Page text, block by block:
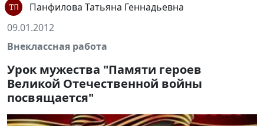
Панфилова Татьяна Геннадьевна
09.01.2012
Внеклассная работа
Урок мужества "Памяти героев
Великой Отечественной войны
посвящается"